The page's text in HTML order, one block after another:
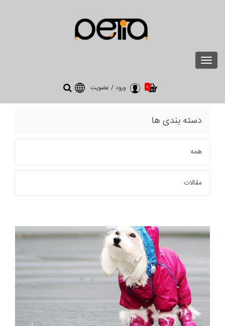
Toggle
navigation
0 ورود / عضویت
دسته بندی ها
همه
مقالات